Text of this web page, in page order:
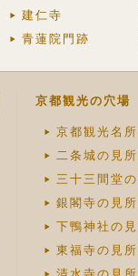
建仁寺
青蓮院門跡
京都観光の穴場
京都観光名
二条城の見
三十三間堂
銀閣寺の見
下鴨神社の
東福寺の見